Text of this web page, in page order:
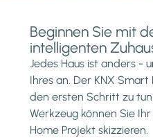
Beginnen Sie mit
intelligenten
Jedes Haus ist anders -
Ihres an. Der KNX
den ersten Schritt zu
Werkzeug können Sie
Home Projekt skizzieren.